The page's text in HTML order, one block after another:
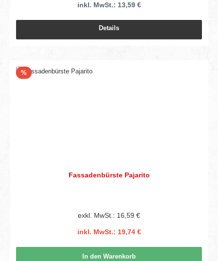
inkl. MwSt.: 13,59 €
Details
%Rabatt
Fassadenbürste Pajarito
exkl. MwSt.: 16,59 €
inkl. MwSt.: 19,74 €
In den Warenkorb